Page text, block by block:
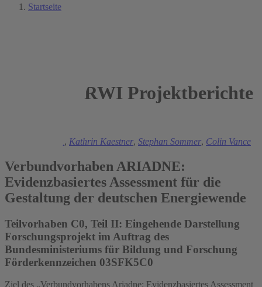
Startseite
RWI Projektberichte
, Kathrin Kaestner, Stephan Sommer, Colin Vance
Verbundvorhaben ARIADNE:
Evidenzbasiertes Assessment für die
Gestaltung der deutschen Energiewende
Teilvorhaben C0, Teil II: Eingehende Darstellung
Forschungsprojekt im Auftrag des
Bundesministeriums für Bildung und Forschung
Förderkennzeichen 03SFK5C0
Ziel des „Verbundvorhabens Ariadne: Evidenzbasiertes Assessment